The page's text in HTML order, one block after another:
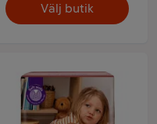
Välj butik